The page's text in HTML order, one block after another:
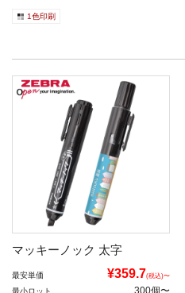
1色印刷
マッキーノック 太字
最安単価 ¥359.7(税込)〜
最小ロット 300個〜